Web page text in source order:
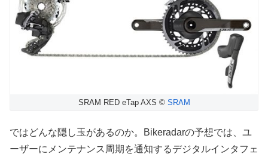
SRAM RED eTap AXS © SRAM
ではどんな隠し玉があるのか。Bikeradarの予想では、ユ
ーザーにメンテナンス周期を通知するデジタルインタフェ